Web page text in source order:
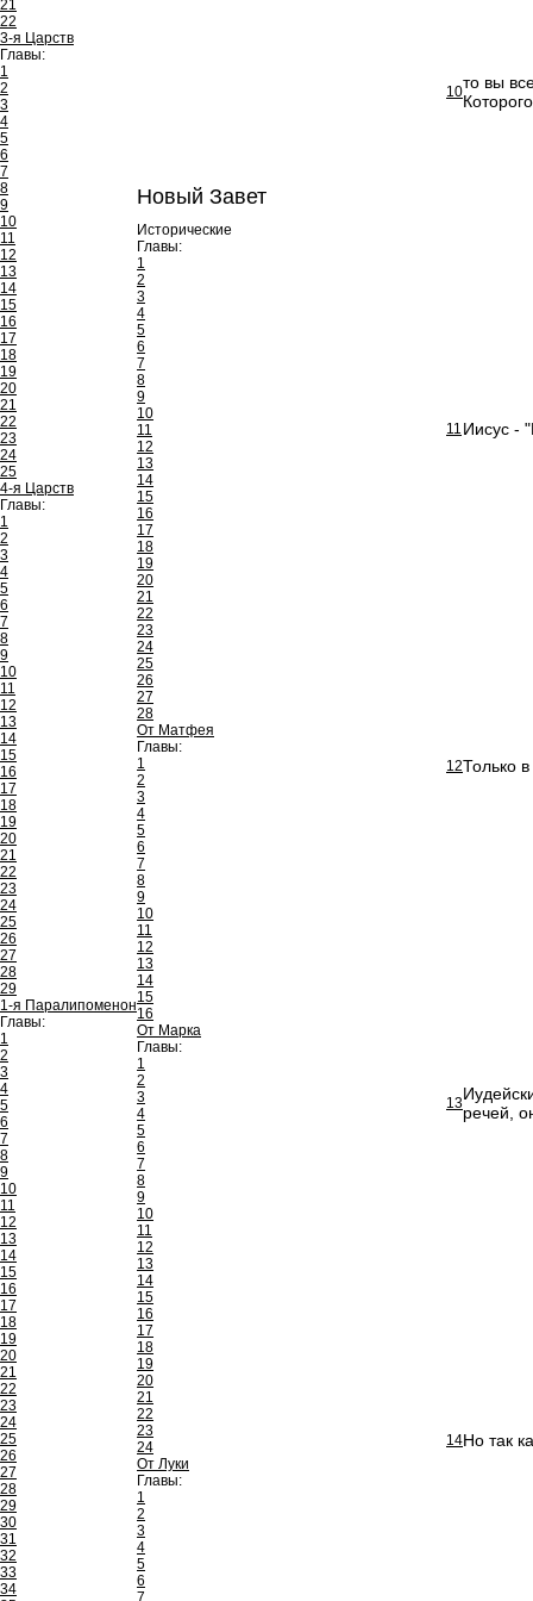
21
22
3-я Царств
Главы:
1
2
3
4
5
6
7
8
9
10
11
12
13
14
15
16
17
18
19
20
21
22
23
24
25
4-я Царств
Главы:
1
2
3
4
5
6
7
8
9
10
11
12
13
14
15
16
17
18
19
20
21
22
23
24
25
26
27
28
29
1-я Паралипоменон
Главы:
1
2
3
4
5
6
7
8
9
10
11
12
13
14
15
16
17
18
19
20
21
22
23
24
25
26
27
28
29
30
31
32
33
34
Новый Завет
Исторические
Главы:
1
2
3
4
5
6
7
8
9
10
11
12
13
14
15
16
17
18
19
20
21
22
23
24
25
26
27
28
От Матфея
Главы:
1
2
3
4
5
6
7
8
9
10
11
12
13
14
15
16
От Марка
Главы:
1
2
3
4
5
6
7
8
9
10
11
12
13
14
15
16
17
18
19
20
21
22
23
24
От Луки
Главы:
1
2
3
4
5
6
7
10то вы
11 Иисус -
12Только
13речей,
14Но так